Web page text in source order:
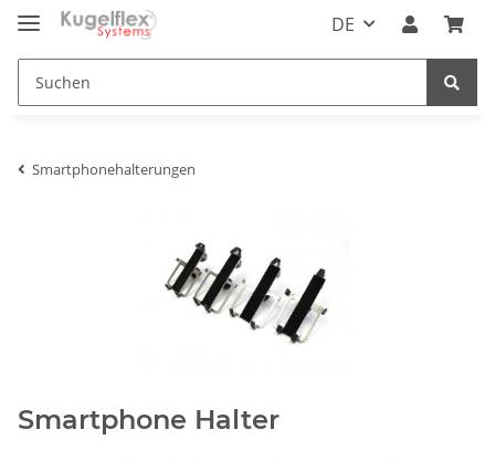
DE
Smartphonehalterungen
Smartphone Halter